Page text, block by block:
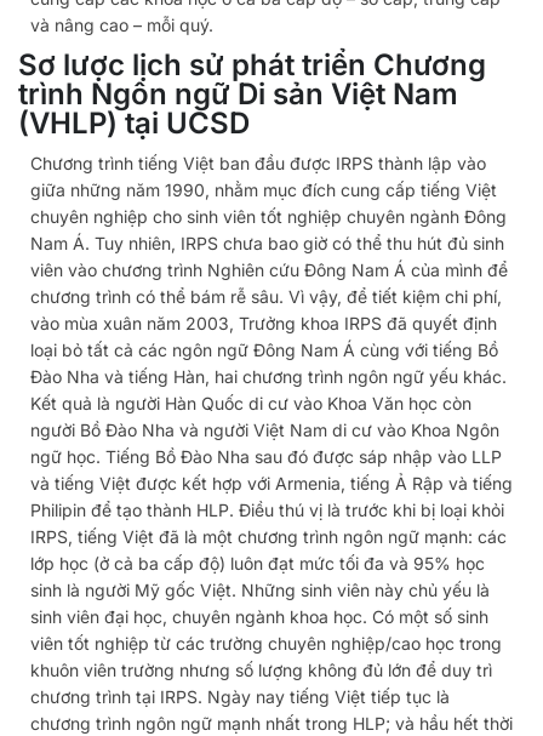
và nâng cao – mỗi quý.
Sơ lược lịch sử phát triển Chương
trình Ngôn ngữ Di sản Việt Nam
(VHLP) tại UCSD
Chương trình tiếng Việt ban đầu được IRPS thành lập vào
giữa những năm 1990, nhằm mục đích cung cấp tiếng Việt
chuyên nghiệp cho sinh viên tốt nghiệp chuyên ngành Đông
Nam Á. Tuy nhiên, IRPS chưa bao giờ có thể thu hút đủ sinh
viên vào chương trình Nghiên cứu Đông Nam Á của mình để
chương trình có thể bám rễ sâu. Vì vậy, để tiết kiệm chi phí,
vào mùa xuân năm 2003, Trưởng khoa IRPS đã quyết định
loại bỏ tất cả các ngôn ngữ Đông Nam Á cùng với tiếng Bồ
Đào Nha và tiếng Hàn, hai chương trình ngôn ngữ yếu khác.
Kết quả là người Hàn Quốc di cư vào Khoa Văn học còn
người Bồ Đào Nha và người Việt Nam di cư vào Khoa Ngôn
ngữ học. Tiếng Bồ Đào Nha sau đó được sáp nhập vào LLP
và tiếng Việt được kết hợp với Armenia, tiếng Ả Rập và tiếng
Philipin để tạo thành HLP. Điều thú vị là trước khi bị loại khỏi
IRPS, tiếng Việt đã là một chương trình ngôn ngữ mạnh: các
lớp học (ở cả ba cấp độ) luôn đạt mức tối đa và 95% học
sinh là người Mỹ gốc Việt. Những sinh viên này chủ yếu là
sinh viên đại học, chuyên ngành khoa học. Có một số sinh
viên tốt nghiệp từ các trường chuyên nghiệp/cao học trong
khuôn viên trường nhưng số lượng không đủ lớn để duy trì
chương trình tại IRPS. Ngày nay tiếng Việt tiếp tục là
chương trình ngôn ngữ mạnh nhất trong HLP; và hầu hết thời